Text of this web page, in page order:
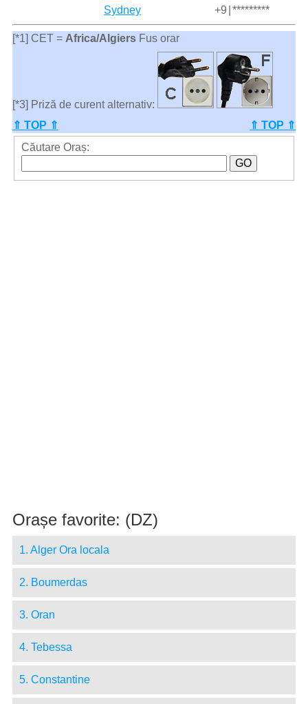
Sydney
+9 *********
[*1] CET = Africa/AlgiersFus orar
[*3] Priză de curent alternativ:
⇑ TOP ⇑
⇑ TOP ⇑
Căutare Oraș:
Orașe favorite: (DZ)
1. Alger Ora locala
2. Boumerdas
3. Oran
4. Tebessa
5. Constantine